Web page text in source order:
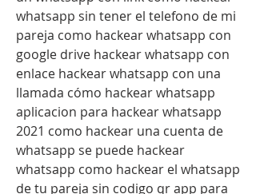
whatsapp sin tener el telefono de mi
pareja como hackear whatsapp con
google drive hackear whatsapp con
enlace hackear whatsapp con una
llamada cómo hackear whatsapp
aplicacion para hackear whatsapp
2021 como hackear una cuenta de
whatsapp se puede hackear
whatsapp como hackear el whatsapp
de tu pareja sin codigo qr app para